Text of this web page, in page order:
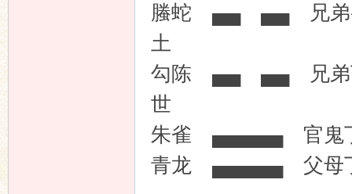
螣蛇 ▄▄ ▄▄
土
勾陈 ▄▄ ▄▄
世
朱雀 ▄▄▄▄▄ 官
青龙 ▄▄▄▄▄